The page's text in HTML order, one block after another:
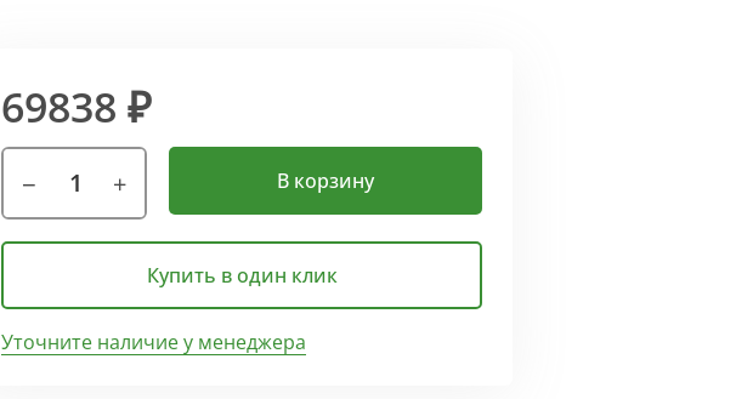
69838 ₽
В корзину
Купить в один клик
Уточните наличие у менеджера